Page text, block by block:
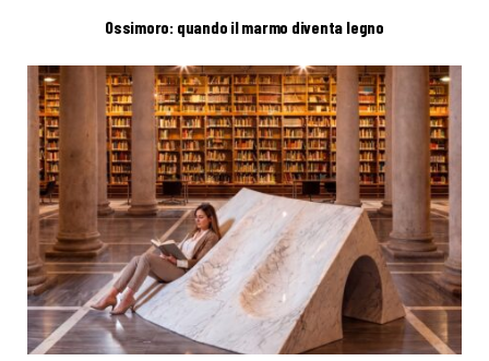
Ossimoro: quando il marmo diventa legno